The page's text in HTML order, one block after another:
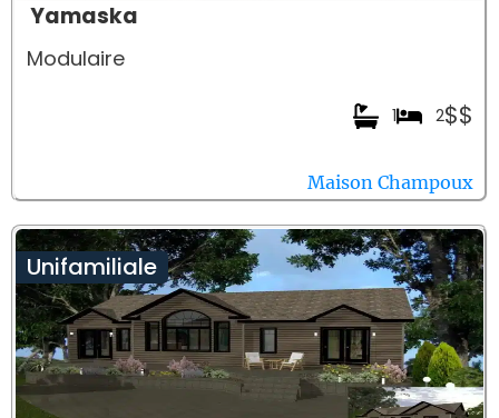
Yamaska
Modulaire
$$
2
1
Maison Champoux
Unifamiliale